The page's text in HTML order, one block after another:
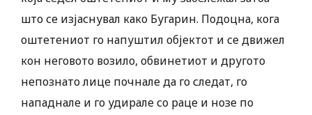
што се изјаснувал како Бугарин. Подоцна, кога
оштетениот го напуштил објектот и се движел
кон неговото возило, обвинетиот и другото
непознато лице почнале да го следат, го
нападнале и го удирале со раце и нозе по